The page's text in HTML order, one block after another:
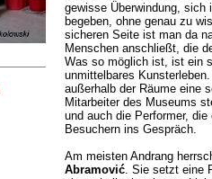
gewisse Überwindung, sich
begeben, ohne genau zu
sicheren Seite ist man da
Menschen anschließt, die
Was so möglich ist, ist ein
unmittelbares
außerhalb der Räume eine
Mitarbeiter des Museums
und auch die Performer,
Besuchern ins Gespräch.
Am meisten Andrang
Abramović. Sie setzt eine